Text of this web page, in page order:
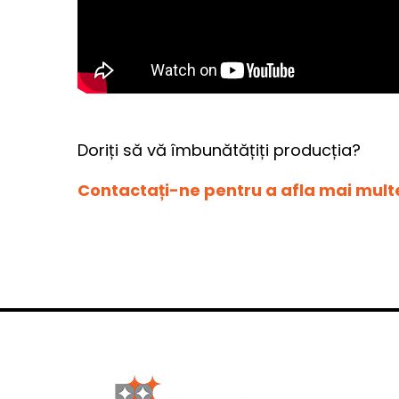
Doriți să vă îmbunătățiți producția?
Contactați-ne pentru a afla mai